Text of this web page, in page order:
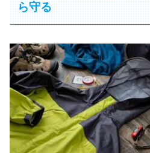
ら守る